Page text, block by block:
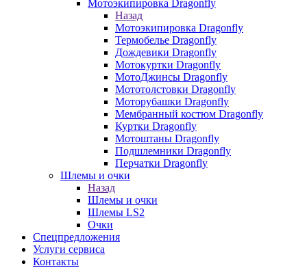
Мотоэкипировка Dragonfly
Назад
Мотоэкипировка Dragonfly
Термобелье Dragonfly
Дождевики Dragonfly
Мотокуртки Dragonfly
МотоДжинсы Dragonfly
Мототолстовки Dragonfly
Моторубашки Dragonfly
Мембранный костюм Dragonfly
Куртки Dragonfly
Мотоштаны Dragonfly
Подшлемники Dragonfly
Перчатки Dragonfly
Шлемы и очки
Назад
Шлемы и очки
Шлемы LS2
Очки
Спецпредложения
Услуги сервиса
Контакты